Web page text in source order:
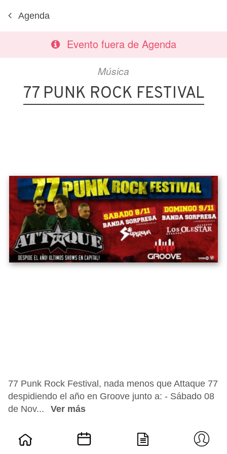
Agenda
Evento fuera de Agenda
Música
77 PUNK ROCK FESTIVAL
77 Punk Rock Festival, nada menos que Attaque 77
despidiendo el año en Groove junto a: - Sábado 08
de Nov...
Ver más